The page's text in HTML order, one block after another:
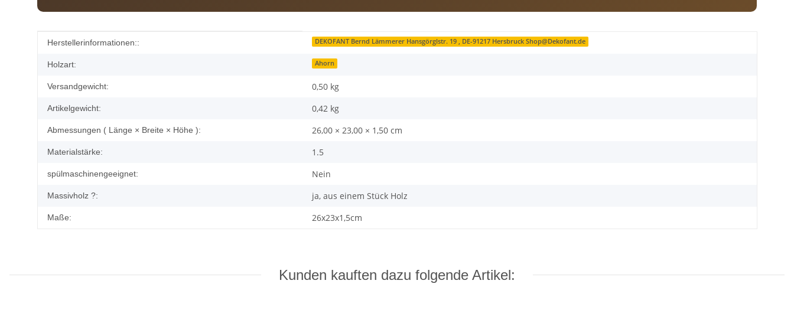
Produkteigenschaft
Wert
Herstellerinformationen:: DEKOFANT Bernd Lämmerer Hansgörglstr. 19 , DE-91217 Hersbruck Shop@Dekofant.de
Holzart: Ahorn
Versandgewicht: 0,50 kg
Artikelgewicht: 0,42 kg
Abmessungen ( Länge × Breite × Höhe ): 26,00 × 23,00 × 1,50 cm
Materialstärke: 1.5
spülmaschinengeeignet: Nein
Massivholz ?: ja, aus einem Stück Holz
Maße: 26x23x1,5cm
Kunden kauften dazu folgende Artikel: